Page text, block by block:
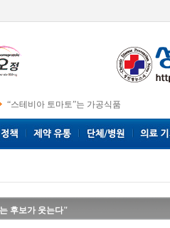
“스테비아 토마토”는 가공식품
후보가 웃는다"